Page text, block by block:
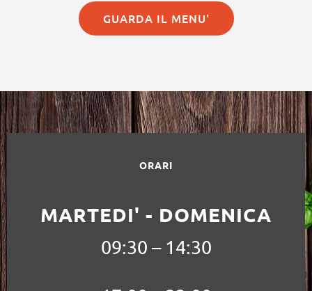
GUARDA IL MENU'
ORARI
MARTEDI' - DOMENICA
09:30 – 14:30